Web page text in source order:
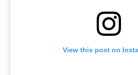
View this post on